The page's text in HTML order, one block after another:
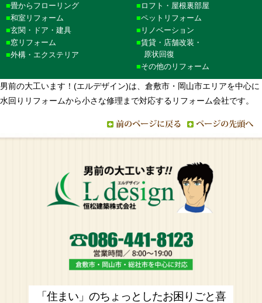
畳からフローリング
和室リフォーム
玄関・ドア・建具
窓リフォーム
外構・エクステリア
ロフト・屋根裏部屋
ペットリフォーム
リノベーション
賃貸・店舗改装・
原状回復
その他のリフォーム
男前の大工います！(エルデザイン)は、倉敷市・岡山市エリアを中心に
水回りリフォームから小さな修理まで対応するリフォーム会社です。
「住まい」のちょっとしたお困りごと喜